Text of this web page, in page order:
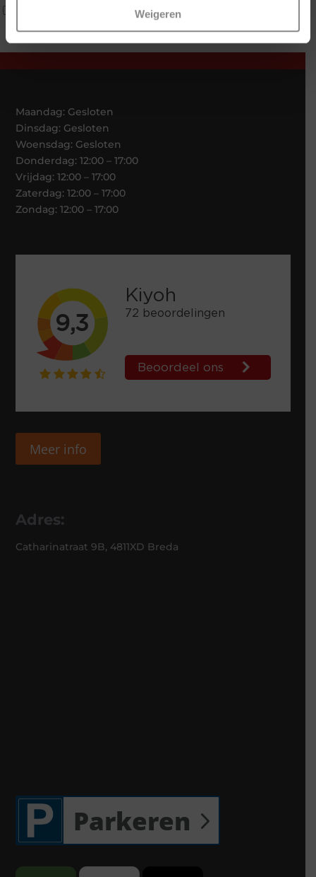
Weigeren
Webshop Only Collectie
Maandag: Gesloten
Dinsdag: Gesloten
Woensdag: Gesloten
Donderdag: 12:00 – 17:00
Vrijdag: 12:00 – 17:00
Zaterdag: 12:00 – 17:00
Zondag: 12:00 – 17:00
Meer info
Adres:
Catharinatraat 9B, 4811XD Breda
Parkeren